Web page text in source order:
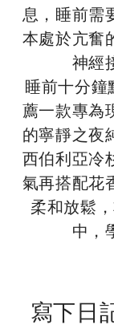
息，睡前需
本處於亢奮
神經
睡前十分鐘
薦一款專為
的寧靜之夜
西伯利亞冷
氣再搭配花
柔和放鬆
中，
寫下日